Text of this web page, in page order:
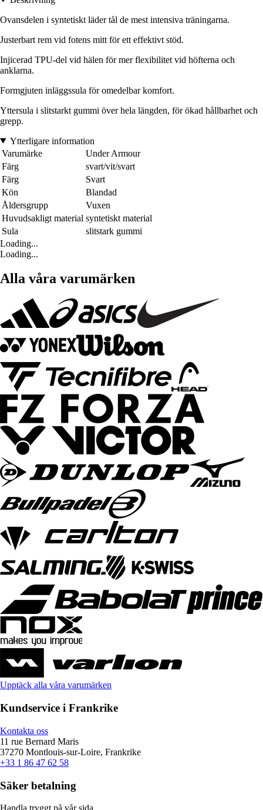
Ovansdelen i syntetiskt läder tål de mest intensiva träningarna.
Justerbart rem vid fotens mitt för ett effektivt stöd.
Injicerad TPU-del vid hälen för mer flexibilitet vid höfterna och
anklarna.
Formgjuten inläggssula för omedelbar komfort.
Yttersula i slitstarkt gummi över hela längden, för ökad hållbarhet och
grepp.
Ytterligare information
Varumärke
Under Armour
Färg
svart/vit/svart
Färg
Svart
Kön
Blandad
Åldersgrupp
Vuxen
Huvudsakligt material syntetiskt material
Sula
slitstark gummi
Loading...
Loading...
Alla våra varumärken
Upptäck alla våra varumärken
Kundservice i Frankrike
Kontakta oss
11 rue Bernard Maris
37270 Montlouis-sur-Loire, Frankrike
+33 1 86 47 62 58
Säker betalning